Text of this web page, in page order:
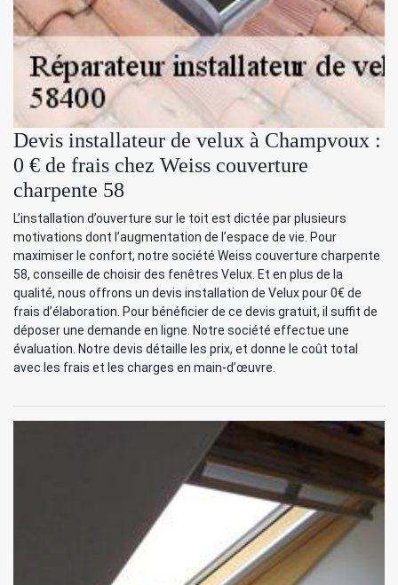
Devis installateur de velux à Champvoux :
0 € de frais chez Weiss couverture
charpente 58
L’installation d’ouverture sur le toit est dictée par plusieurs
motivations dont l’augmentation de l’espace de vie. Pour
maximiser le confort, notre société Weiss couverture charpente
58, conseille de choisir des fenêtres Velux. Et en plus de la
qualité, nous offrons un devis installation de Velux pour 0€ de
frais d’élaboration. Pour bénéficier de ce devis gratuit, il suffit de
déposer une demande en ligne. Notre société effectue une
évaluation. Notre devis détaille les prix, et donne le coût total
avec les frais et les charges en main-d’œuvre.